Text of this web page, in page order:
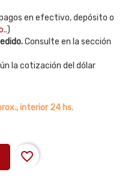
en efectivo, depósito o
)
Consulte en la sección
la cotización del dólar
interior 24 hs.
favorite_border